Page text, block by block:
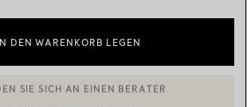
IN DEN WARENKORB LEGEN